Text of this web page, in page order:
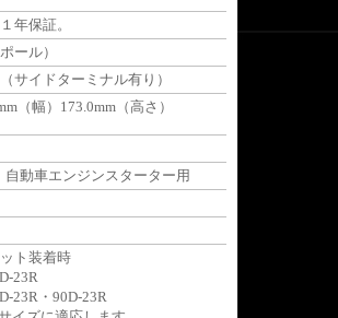
年保証。
ール）
イドターミナル有り）
（幅）173.0mm（高さ）
動車エンジンスターター用
ト装着時
23R
23R・90D-23R